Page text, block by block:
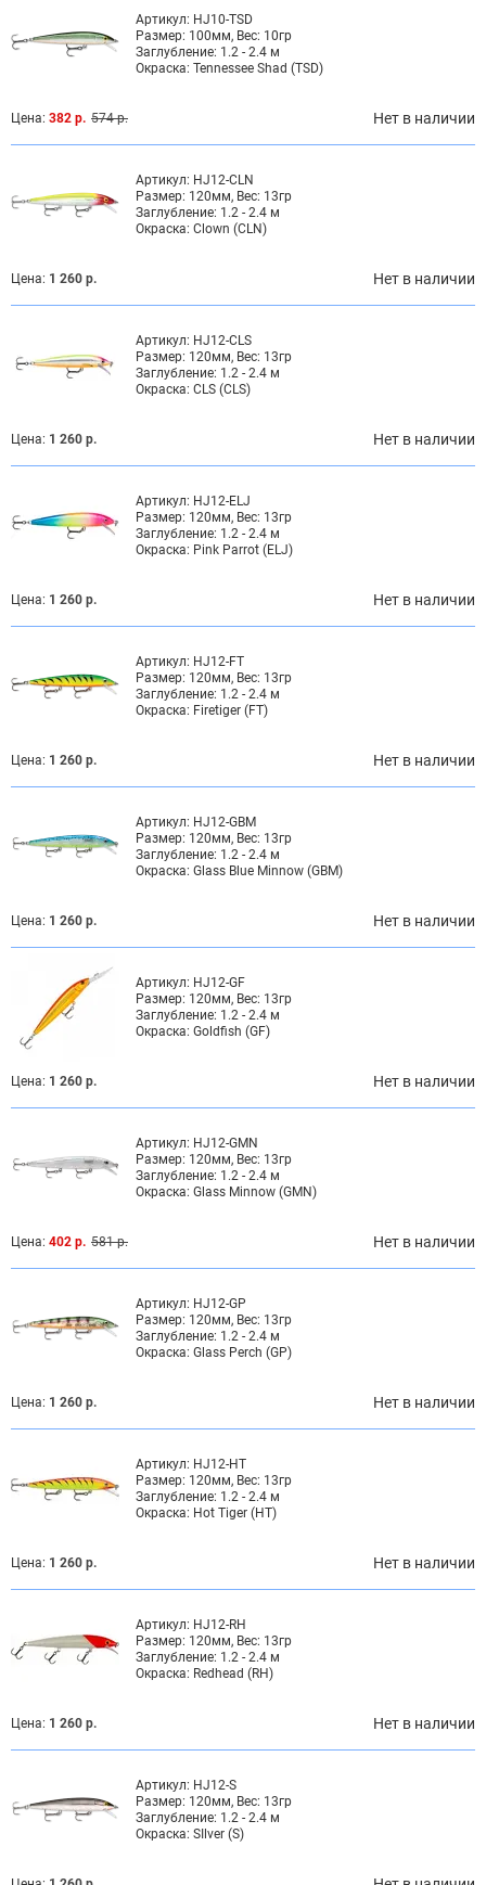
Артикул: HJ10-TSD
Размер: 100мм, Вес: 10гр
Заглубление: 1.2 - 2.4 м
Окраска: Tennessee Shad (TSD)
Цена: 382 р. 574 р. Нет в наличии
Артикул: HJ12-CLN
Размер: 120мм, Вес: 13гр
Заглубление: 1.2 - 2.4 м
Окраска: Clown (CLN)
Цена: 1 260 р. Нет в наличии
Артикул: HJ12-CLS
Размер: 120мм, Вес: 13гр
Заглубление: 1.2 - 2.4 м
Окраска: CLS (CLS)
Цена: 1 260 р. Нет в наличии
Артикул: HJ12-ELJ
Размер: 120мм, Вес: 13гр
Заглубление: 1.2 - 2.4 м
Окраска: Pink Parrot (ELJ)
Цена: 1 260 р. Нет в наличии
Артикул: HJ12-FT
Размер: 120мм, Вес: 13гр
Заглубление: 1.2 - 2.4 м
Окраска: Firetiger (FT)
Цена: 1 260 р. Нет в наличии
Артикул: HJ12-GBM
Размер: 120мм, Вес: 13гр
Заглубление: 1.2 - 2.4 м
Окраска: Glass Blue Minnow (GBM)
Цена: 1 260 р. Нет в наличии
Артикул: HJ12-GF
Размер: 120мм, Вес: 13гр
Заглубление: 1.2 - 2.4 м
Окраска: Goldfish (GF)
Цена: 1 260 р. Нет в наличии
Артикул: HJ12-GMN
Размер: 120мм, Вес: 13гр
Заглубление: 1.2 - 2.4 м
Окраска: Glass Minnow (GMN)
Цена: 402 р. 581 р. Нет в наличии
Артикул: HJ12-GP
Размер: 120мм, Вес: 13гр
Заглубление: 1.2 - 2.4 м
Окраска: Glass Perch (GP)
Цена: 1 260 р. Нет в наличии
Артикул: HJ12-HT
Размер: 120мм, Вес: 13гр
Заглубление: 1.2 - 2.4 м
Окраска: Hot Tiger (HT)
Цена: 1 260 р. Нет в наличии
Артикул: HJ12-RH
Размер: 120мм, Вес: 13гр
Заглубление: 1.2 - 2.4 м
Окраска: Redhead (RH)
Цена: 1 260 р. Нет в наличии
Артикул: HJ12-S
Размер: 120мм, Вес: 13гр
Заглубление: 1.2 - 2.4 м
Окраска: SIlver (S)